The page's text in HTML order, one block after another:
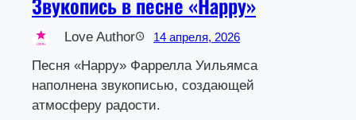
Love Author 14 апреля, 2026
Песня «Happy» Фаррелла Уильямса
наполнена звукописью, создающей
атмосферу радости.